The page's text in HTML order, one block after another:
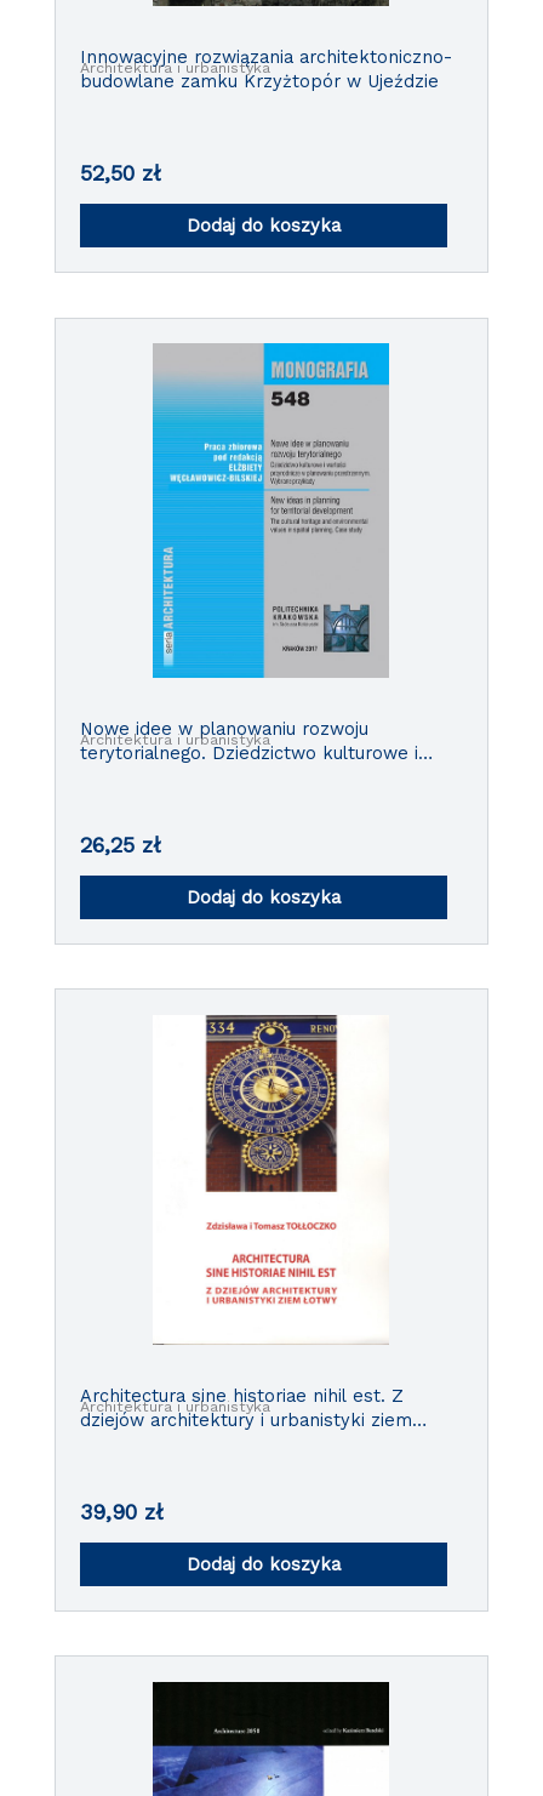
Architektura i urbanistyka
Innowacyjne rozwiązania architektoniczno-
budowlane zamku Krzyżtopór w Ujeździe
52,50 zł
Dodaj do koszyka
Architektura i urbanistyka
Nowe idee w planowaniu rozwoju
terytorialnego. Dziedzictwo kulturowe i
26,25 zł
Dodaj do koszyka
Architektura i urbanistyka
Architectura sine historiae nihil est. Z
dziejów architektury i urbanistyki ziem
39,90 zł
Dodaj do koszyka